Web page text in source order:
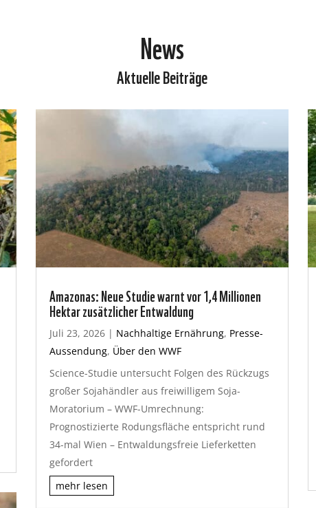
News
Aktuelle Beiträge
Amazonas: Neue Studie warnt vor 1,4 Millionen
Hektar zusätzlicher Entwaldung
Juli 23, 2026| Nachhaltige Ernährung, Presse-
Aussendung, Über den WWF
Science-Studie untersucht Folgen des Rückzugs
großer Sojahändler aus freiwilligem Soja-
Moratorium – WWF-Umrechnung:
Prognostizierte Rodungsfläche entspricht rund
34-mal Wien – Entwaldungsfreie Lieferketten
gefordert
mehr lesen